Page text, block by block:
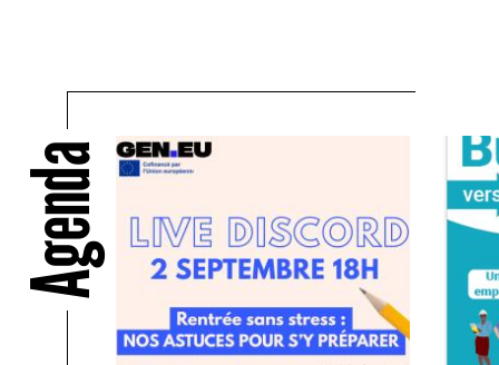
Agenda